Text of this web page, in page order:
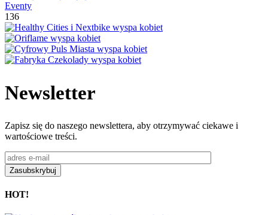
Eventy
136
Newsletter
Zapisz się do naszego newslettera, aby otrzymywać ciekawe i
wartościowe treści.
HOT!